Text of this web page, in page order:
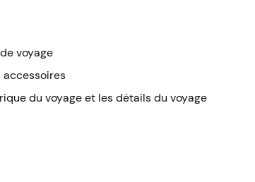
voyage
du voyage et les détails du voyage